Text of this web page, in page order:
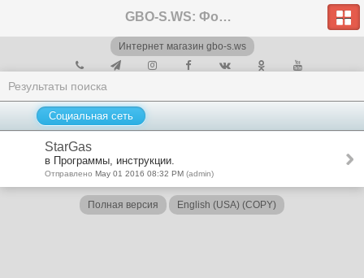
GBO-S.WS: Форум
Интернет магазин gbo-s.ws
Результаты поиска
Социальная сеть
StarGas
в Программы, инструкции.
Отправлено May 01 2016 08:32 PM (admin)
Полная версия English (USA) (COPY)